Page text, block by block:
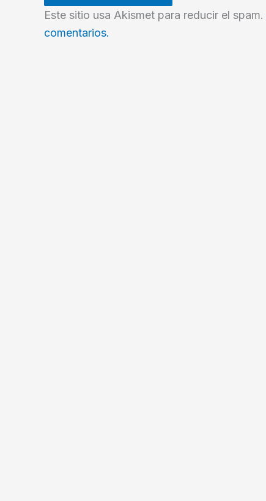
Este sitio usa Akismet para reducir el spam.
comentarios.